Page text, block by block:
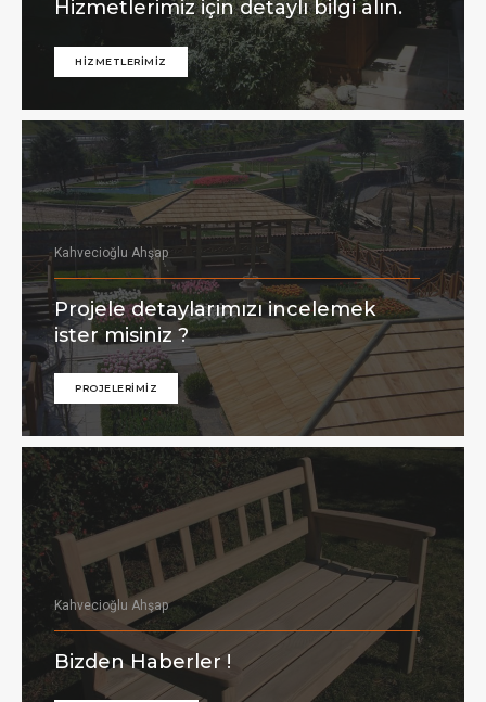
Hizmetlerimiz için detaylı bilgi alın.
HİZMETLERİMİZ
Kahvecioğlu Ahşap
Projele detaylarımızı incelemek
ister misiniz ?
PROJELERİMİZ
Kahvecioğlu Ahşap
Bizden Haberler !